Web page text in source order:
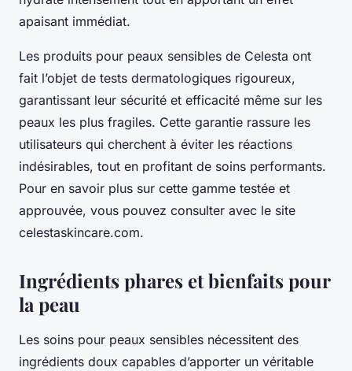
apaisant immédiat.
Les produits pour peaux sensibles de Celesta ont
fait l’objet de tests dermatologiques rigoureux,
garantissant leur sécurité et efficacité même sur les
peaux les plus fragiles. Cette garantie rassure les
utilisateurs qui cherchent à éviter les réactions
indésirables, tout en profitant de soins performants.
Pour en savoir plus sur cette gamme testée et
approuvée, vous pouvez consulter avec le site
celestaskincare.com.
Ingrédients phares et bienfaits pour
la peau
Les soins pour peaux sensibles nécessitent des
ingrédients doux capables d’apporter un véritable